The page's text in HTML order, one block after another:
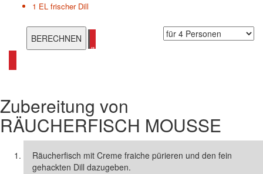
1 EL frischer Dill
alle Räucherfisch Rezepte ansehen
Zubereitung von
RÄUCHERFISCH MOUSSE
Räucherfisch mit Creme fraiche pürieren und den fein
gehackten Dill dazugeben.